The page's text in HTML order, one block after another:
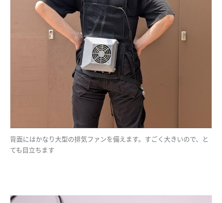
背面にはかなり大型の排気ファンを備えます。すごく大きいので、と
ても目立ちます